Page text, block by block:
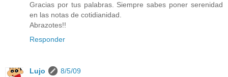
Gracias por tus palabras. Siempre sabes poner serenidad
en las notas de cotidianidad.
Abrazotes!!
Responder
Lujo
8/5/09